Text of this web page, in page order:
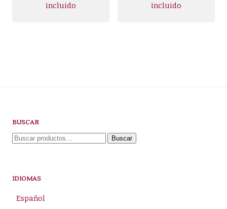
incluido incluido
BUSCAR
Buscar
Buscar
IDIOMAS
Español